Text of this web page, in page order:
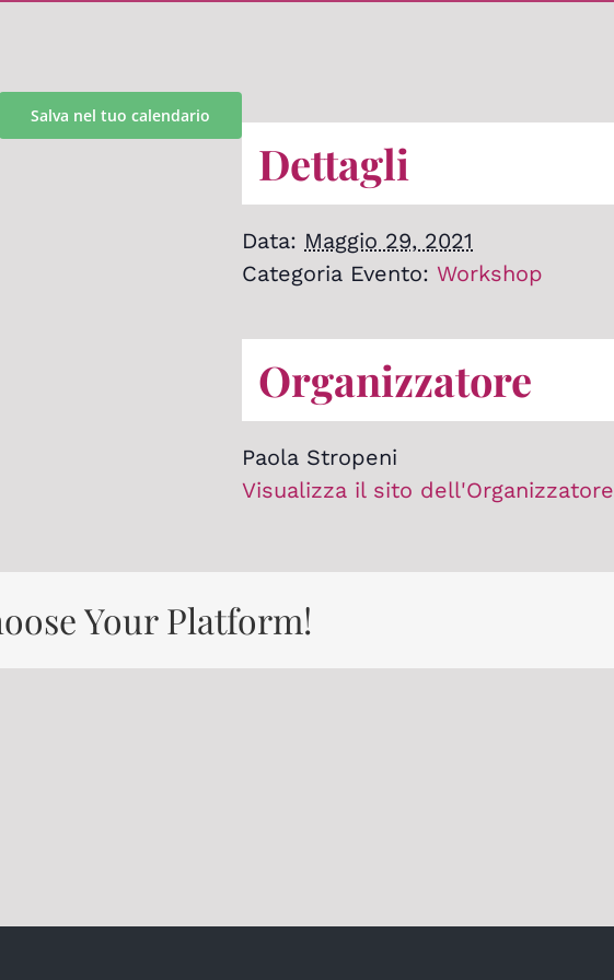
Salva nel tuo calendario
Dettagli
Data: Maggio 29, 2021
Categoria Evento: Workshop
Organizzatore
Paola Stropeni
Visualizza il sito dell'Organizzatore
Your Platform!